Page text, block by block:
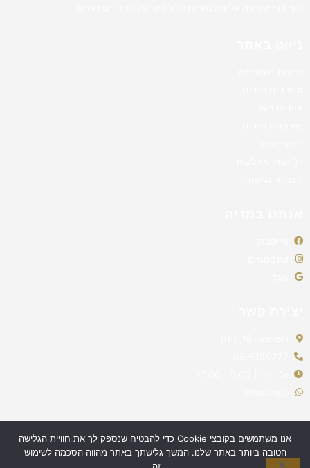
אנו משתמשים בקובצי Cookie כדי להבטיח שנספק לך את חוויית הגלישה
הטובה ביותר באתר שלנו. המשך גלישתך באתר מהווה הסכמה לשימוש